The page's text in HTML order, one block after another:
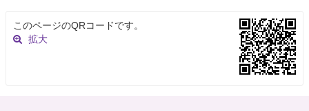
このページのQRコードです。
拡大